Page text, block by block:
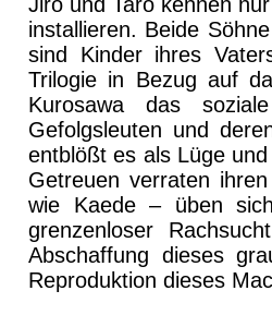
installieren. Beide
sind Kinder ihres
Trilogie in Bezug auf
Kurosawa das
Gefolgsleuten und
entblößt es als Lüge
Getreuen verraten
wie Kaede – üben
grenzenloser
Abschaffung dieses
Reproduktion dieses